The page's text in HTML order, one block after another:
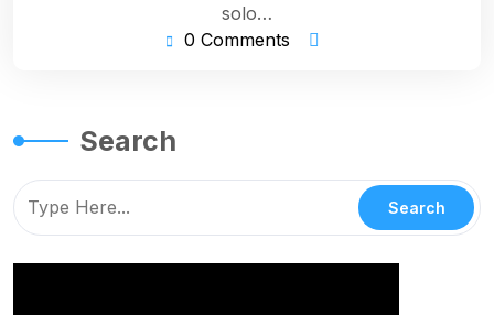
solo…
0 Comments
Search